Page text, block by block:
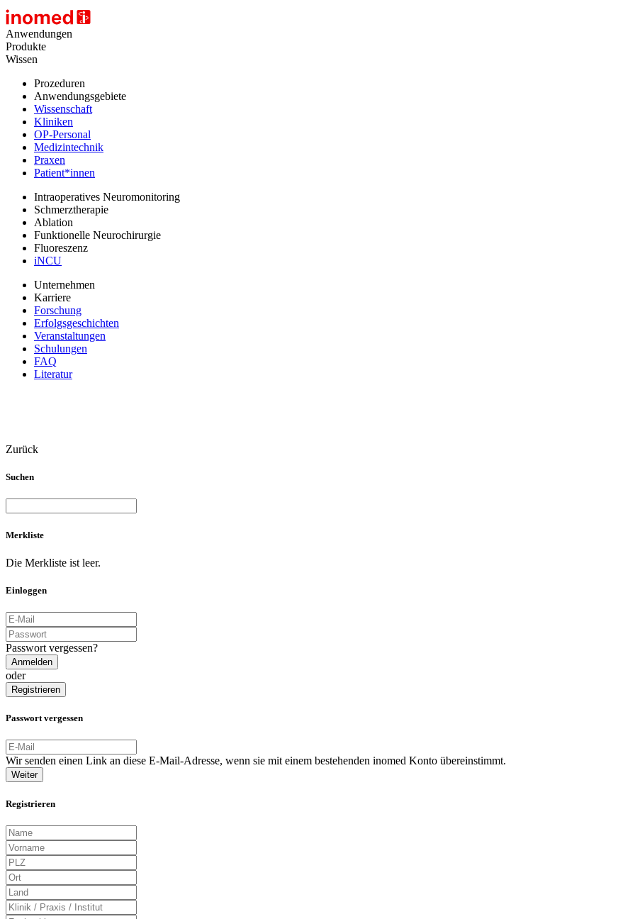
Anwendungen
Produkte
Wissen
Prozeduren
Anwendungsgebiete
Wissenschaft
Kliniken
OP-Personal
Medizintechnik
Praxen
Patient*innen
Intraoperatives Neuromonitoring
Schmerztherapie
Ablation
Funktionelle Neurochirurgie
Fluoreszenz
iNCU
Unternehmen
Karriere
Forschung
Erfolgsgeschichten
Veranstaltungen
Schulungen
FAQ
Literatur
Zurück
Suchen
Merkliste
Die Merkliste ist leer.
Einloggen
Passwort vergessen?
Anmelden
oder
Registrieren
Passwort vergessen
Wir senden einen Link an diese E-Mail-Adresse, wenn sie mit einem bestehenden inomed Konto übereinstimmt.
Weiter
Registrieren